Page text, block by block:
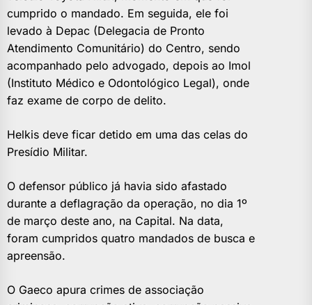
cumprido o mandado. Em seguida, ele foi
levado à Depac (Delegacia de Pronto
Atendimento Comunitário) do Centro, sendo
acompanhado pelo advogado, depois ao Imol
(Instituto Médico e Odontológico Legal), onde
faz exame de corpo de delito.
Helkis deve ficar detido em uma das celas do
Presídio Militar.
O defensor público já havia sido afastado
durante a deflagração da operação, no dia 1º
de março deste ano, na Capital. Na data,
foram cumpridos quatro mandados de busca e
apreensão.
O Gaeco apura crimes de associação